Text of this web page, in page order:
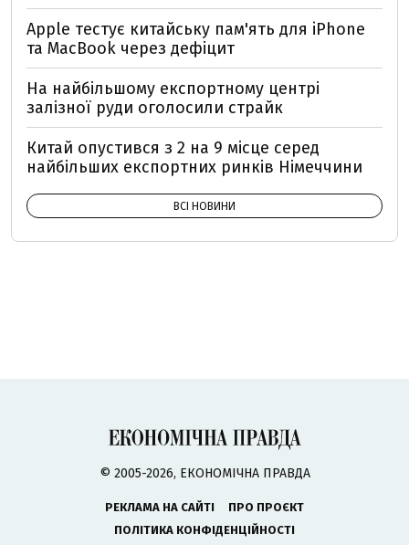
Apple тестує китайську пам'ять для iPhone
та MacBook через дефіцит
На найбільшому експортному центрі
залізної руди оголосили страйк
Китай опустився з 2 на 9 місце серед
найбільших експортних ринків Німеччини
ВСІ НОВИНИ
© 2005-2026, ЕКОНОМІЧНА ПРАВДА
РЕКЛАМА НА САЙТІ
ПРО ПРОЄКТ
ПОЛІТИКА КОНФІДЕНЦІЙНОСТІ